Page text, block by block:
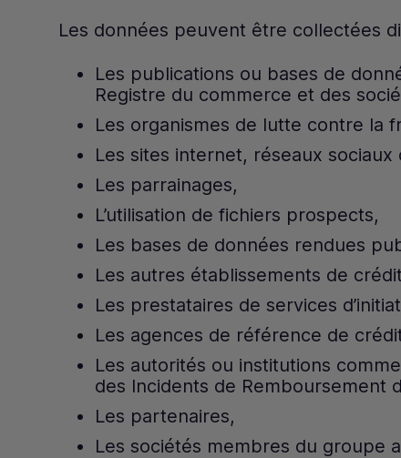
Les données peuvent être collectées
Les publications ou bases de
Registre du commerce et des
Les organismes de lutte contre la
Les sites internet, réseaux
Les parrainages,
L’utilisation de fichiers prospects,
Les bases de données rendues
Les autres établissements de
Les prestataires de services
Les agences de référence de
Les autorités ou institutions
des Incidents de Remboursement
Les partenaires,
Les sociétés membres du groupe